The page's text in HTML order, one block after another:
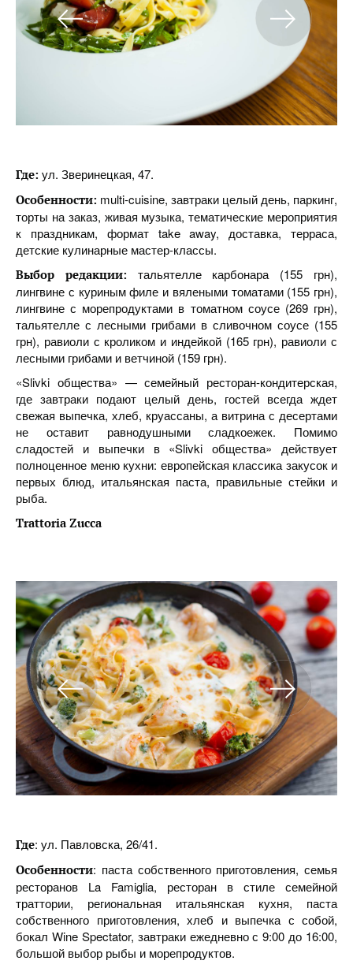
Где: ул. Зверинецкая, 47.
Особенности: multi-cuisine, завтраки целый день, паркинг,
торты на заказ, живая музыка, тематические мероприятия
к праздникам, формат take away, доставка, терраса,
детские кулинарные мастер-классы.
Выбор редакции: тальятелле карбонара (155 грн),
лингвине с куриным филе и вялеными томатами (155 грн),
лингвине с морепродуктами в томатном соусе (269 грн),
тальятелле с лесными грибами в сливочном соусе (155
грн), равиоли с кроликом и индейкой (165 грн), равиоли с
лесными грибами и ветчиной (159 грн).
«Slivki общества» — семейный ресторан-кондитерская,
где завтраки подают целый день, гостей всегда ждет
свежая выпечка, хлеб, круассаны, а витрина с десертами
не оставит равнодушными сладкоежек. Помимо
сладостей и выпечки в «Slivki общества» действует
полноценное меню кухни: европейская классика закусок и
первых блюд, итальянская паста, правильные стейки и
рыба.
Trattoria Zucca
Где: ул. Павловска, 26/41.
Особенности: паста собственного приготовления, семья
ресторанов La Famiglia, ресторан в стиле семейной
траттории, региональная итальянская кухня, паста
собственного приготовления, хлеб и выпечка с собой,
бокал Wine Spectator, завтраки ежедневно с 9:00 до 16:00,
большой выбор рыбы и морепродуктов.